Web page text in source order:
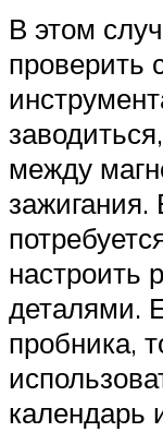
В этом
проверить
между
зажигания.
настроить
деталями.
пробника,
календарь